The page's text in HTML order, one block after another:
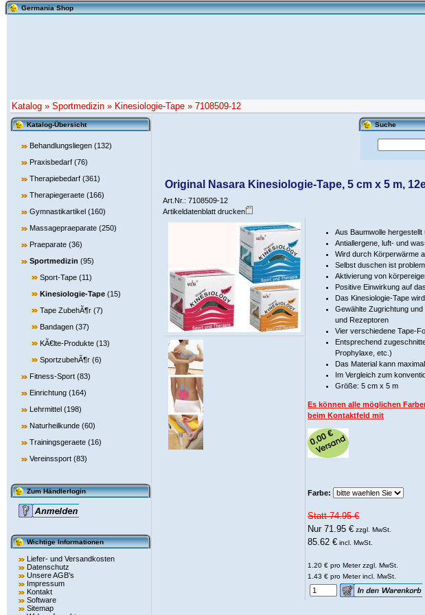
Germania Shop
Katalog » Sportmedizin » Kinesiologie-Tape » 7108509-12
Katalog-Übersicht
Behandlungsliegen (132)
Praxisbedarf (76)
Therapiebedarf (361)
Therapiegeraete (166)
Gymnastikartikel (160)
Massagepraeparate (250)
Praeparate (36)
Sportmedizin (95)
Sport-Tape (11)
Kinesiologie-Tape (15)
Tape ZubehÃ¶r (7)
Bandagen (37)
KÃ€lte-Produkte (13)
SportzubehÃ¶r (6)
Fitness-Sport (83)
Einrichtung (164)
Lehrmittel (198)
Naturheilkunde (60)
Trainingsgeraete (16)
Vereinssport (83)
Zum Händlerlogin
Wichtige Informationen
Liefer- und Versandkosten
Datenschutz
Unsere AGB's
Impressum
Kontakt
Software
Sitemap
Suche
Original Nasara Kinesiologie-Tape, 5 cm x 5 m,
Art.Nr.: 7108509-12
Artikeldatenblatt drucken
Aus Baumwolle
Antiallergene, luft- und
Wird durch Körperwärme
Selbst duschen ist
Aktivierung von
Positive Einwirkung auf
Das Kinesiologie-Tape
Gewählte Zugrichtung
und Rezeptoren
Vier verschiedene Tape-
Entsprechend
Prophylaxe, etc.)
Das Material kann
Im Vergleich zum
Größe: 5 cm x 5 m
Es können alle möglichen
beim Kontaktfeld mit
Farbe:
Statt 74.95 €
Nur 71.95 € zzgl. MwSt.
85.62 € incl. MwSt.
1.20 € pro Meter zzgl. MwSt.
1.43 € pro Meter incl. MwSt.